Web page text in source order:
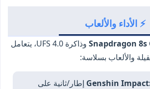
⚡ الأداء والألعاب
Snapdragon 8s
وذاكرة UFS 4.0، يتعامل
والألعاب بسلاسة:
Genshin 55-60 إطار/ثانية على